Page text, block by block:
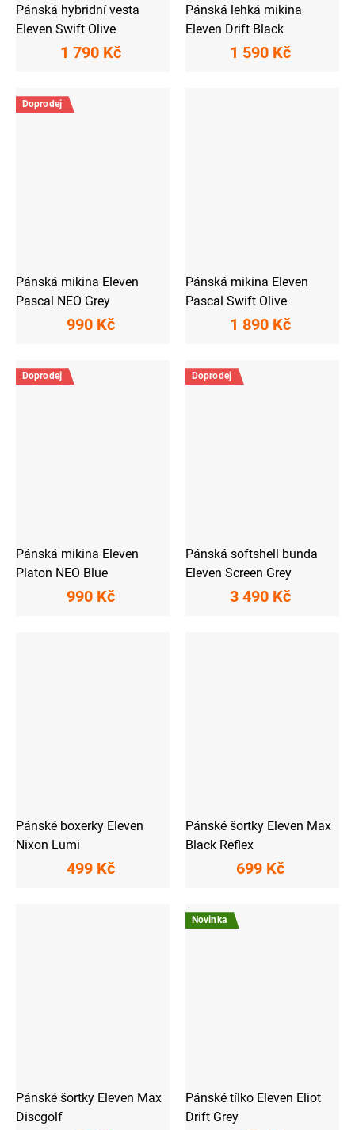
Pánská hybridní vesta
Eleven Swift Olive
1 790 Kč
Pánská lehká mikina
Eleven Drift Black
1 590 Kč
Doprodej
Pánská mikina Eleven
Pascal NEO Grey
990 Kč
Pánská mikina Eleven
Pascal Swift Olive
1 890 Kč
Doprodej
Pánská mikina Eleven
Platon NEO Blue
990 Kč
Doprodej
Pánská softshell bunda
Eleven Screen Grey
3 490 Kč
Pánské boxerky Eleven
Nixon Lumi
499 Kč
Pánské šortky Eleven Max
Black Reflex
699 Kč
Pánské šortky Eleven Max
Discgolf
Novinka
Pánské tílko Eleven Eliot
Drift Grey